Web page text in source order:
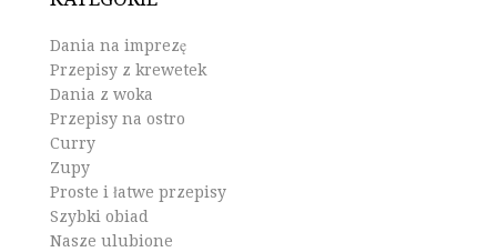
Dania na imprezę
Przepisy z krewetek
Dania z woka
Przepisy na ostro
Curry
Zupy
Proste i łatwe przepisy
Szybki obiad
Nasze ulubione